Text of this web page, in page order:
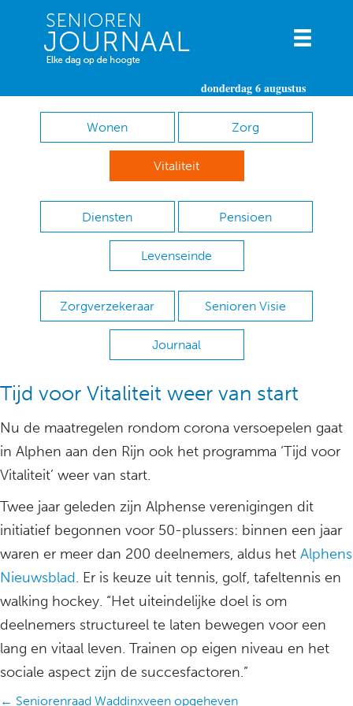
donderdag 6 augustus
Wonen Zorg
Vitaliteit
Diensten Pensioen
Levenseinde
Zorgverzekeraar Senioren Visie
Journaal
Tijd voor Vitaliteit weer van start
Nu de maatregelen rondom corona versoepelen gaat
in Alphen aan den Rijn ook het programma ‘Tijd voor
Vitaliteit’ weer van start.
Twee jaar geleden zijn Alphense verenigingen dit
initiatief begonnen voor 50-plussers: binnen een jaar
waren er meer dan 200 deelnemers, aldus het Alphens
Nieuwsblad. Er is keuze uit tennis, golf, tafeltennis en
walking hockey. “Het uiteindelijke doel is om
deelnemers structureel te laten bewegen voor een
lang en vitaal leven. Trainen op eigen niveau en het
sociale aspect zijn de succesfactoren.”
← Seniorenraad Waddinxveen opgeheven